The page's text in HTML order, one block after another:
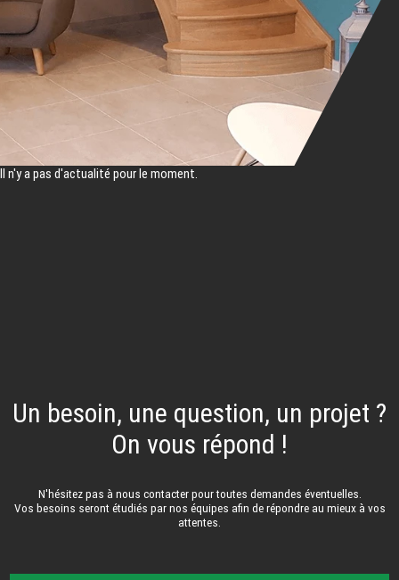
Il n'y a pas d'actualité pour le moment.
Un besoin, une question, un projet ?
On vous répond !
N'hésitez pas à nous contacter pour toutes demandes éventuelles.
Vos besoins seront étudiés par nos équipes afin de répondre au mieux à vos
attentes.